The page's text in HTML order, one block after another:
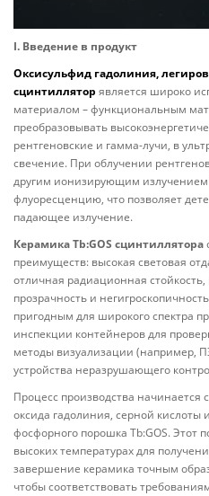
I. Введение в продукт
Оксисульфид гадолиния,
сцинтиллятор является широко
материалом – функциональным
преобразовывать
рентгеновские и гамма-лучи, в
свечение. При облучении
другим ионизирующим излучением
флуоресценцию, что позволяет
падающее излучение.
Керамика Tb:GOS сцинтиллятора
преимуществ: высокая световая
отличная радиационная стойкость,
прозрачность и
пригодным для широкого спектра
инспекции контейнеров для
методы визуализации (например,
устройства неразрушающего
Процесс производства
оксида гадолиния, серной кислоты
фосфорного порошка Tb:GOS. Этот
высоких температурах для
завершение керамика точным
чтобы соответствовать